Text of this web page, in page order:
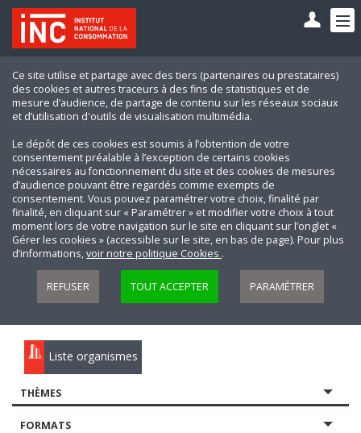
Ce site utilise et partage avec des tiers (partenaires ou prestataires)
des cookies et autres traceurs à des fins de statistiques et de
mesure d’audience, de partage de contenu sur les réseaux sociaux
et d’utilisation d'outils de visualisation multimédia.
Le dépôt de ces cookies est soumis à l’obtention de votre
consentement préalable à l’exception de certains cookies
nécessaires au fonctionnement du site et des cookies de mesures
d’audience pouvant être regardés comme exempts de
consentement. Vous pouvez paramétrer votre choix, finalité par
finalité, en cliquant sur « Paramétrer » et modifier votre choix à tout
moment lors de votre navigation sur le site en cliquant sur l’onglet «
Gérer les cookies » (accessible sur le site, en bas de page). Pour plus
d’informations,voir notre politique Cookies .
REFUSER TOUT ACCEPTER PARAMÉTRER
Liste organismes
THÈMES
FORMATS